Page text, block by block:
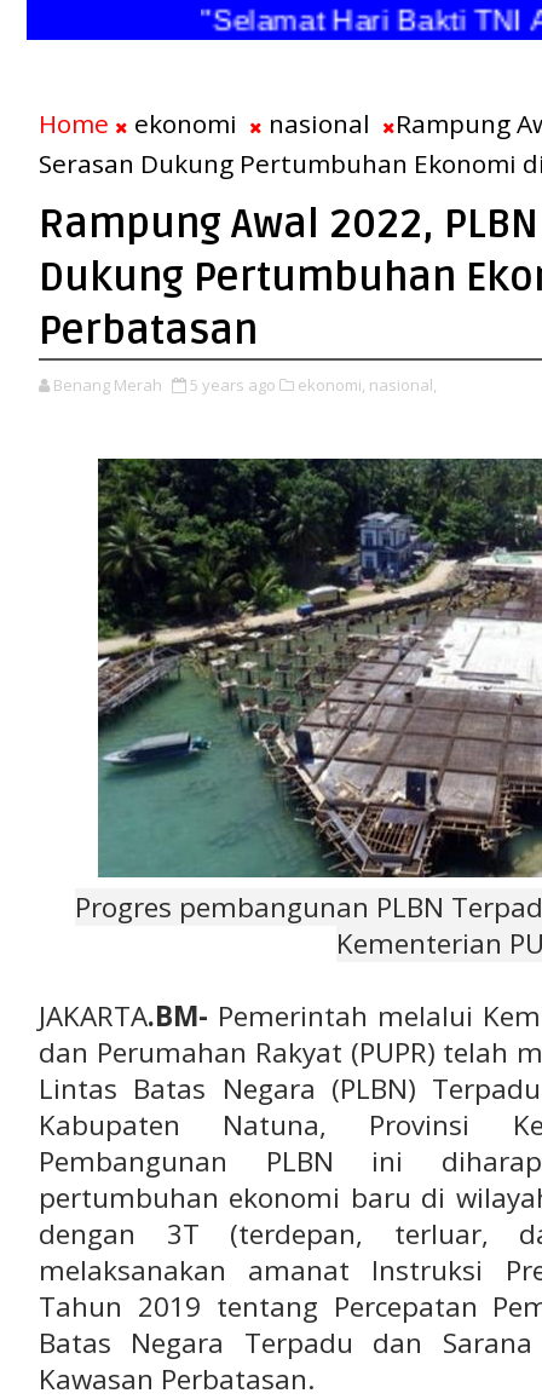
"Selamat Hari Bakti
Home ekonomi nasional
Rampung
Serasan Dukung Pertumbuhan Ekonomi
Rampung Awal 2022,
Dukung Pertumbuhan
Perbatasan
Benang Merah 5 years ago ekonomi, nasional,
Progres pembangunan PLBN
Kementerian
JAKARTA.BM- Pemerintah melalui
dan Perumahan Rakyat (PUPR) telah
Lintas Batas Negara (PLBN)
Kabupaten Natuna, Provinsi
Pembangunan PLBN ini
pertumbuhan ekonomi baru di
dengan 3T (terdepan, terluar,
melaksanakan amanat Instruksi
Tahun 2019 tentang Percepatan
Batas Negara Terpadu dan
Kawasan Perbatasan.